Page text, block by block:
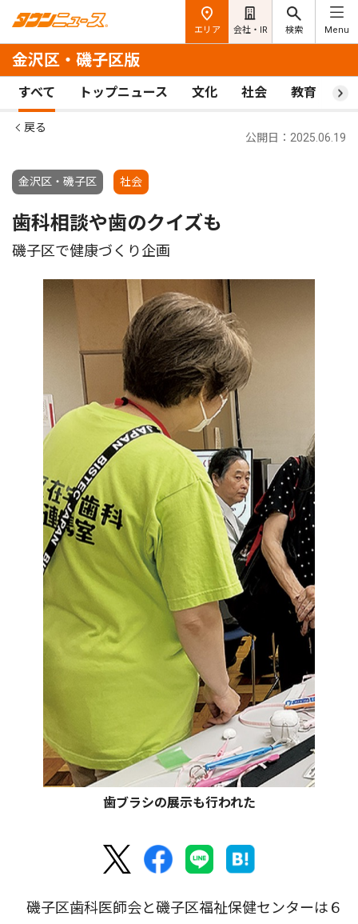
エリア 会社・IR 検索 Menu
金沢区・磯子区版
すべて トップニュース 文化 社会 教育 ス
戻る
金沢区・磯子区 社会
公開日：2025.06.19
歯科相談や歯のクイズも
磯子区で健康づくり企画
歯ブラシの展示も行われた
磯子区歯科医師会と磯子区福祉保健センターは６